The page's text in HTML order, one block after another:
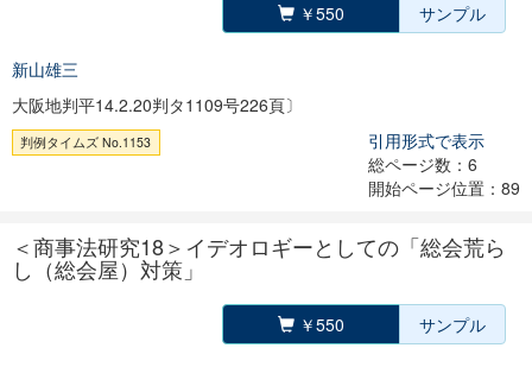
￥550 サンプル
新山雄三
大阪地判平14.2.20判タ1109号226頁〕
判例タイムズ No.1153
引用形式で表示
総ページ数：6
開始ページ位置：89
＜商事法研究18＞イデオロギーとしての「総会荒ら
し（総会屋）対策」
￥550 サンプル